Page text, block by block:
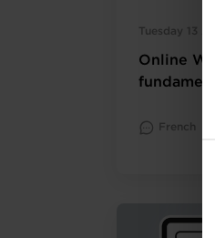
Tuesday 13
Online
French